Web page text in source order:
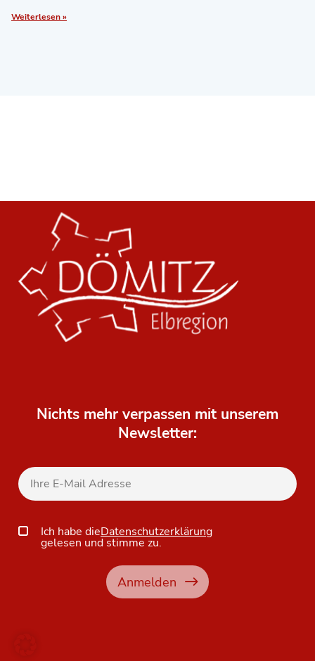
Weiterlesen »
Nichts mehr verpassen mit unserem
Newsletter:
Anmelden
Ich habe dieDatenschutzerklärung
gelesen und stimme zu.